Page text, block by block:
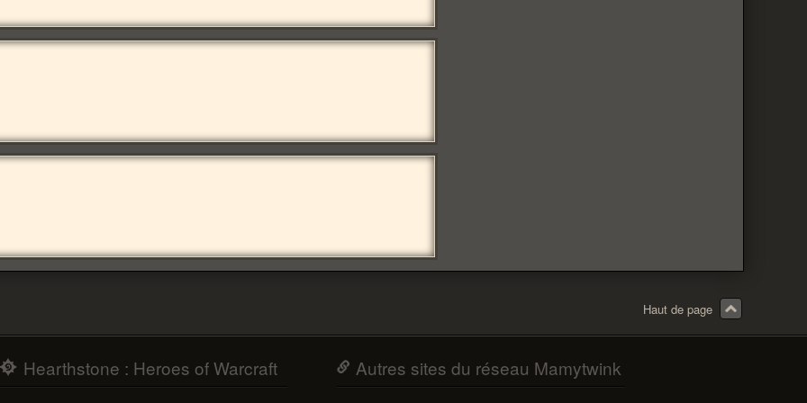
Haut de page
Hearthstone : Heroes of Warcraft Autres sites du réseau Mamytwink